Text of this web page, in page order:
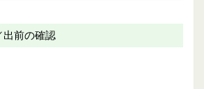
出前の確認